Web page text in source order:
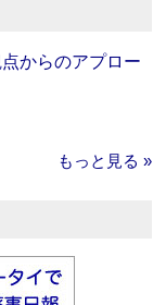
からのアプロー
もっと見る »